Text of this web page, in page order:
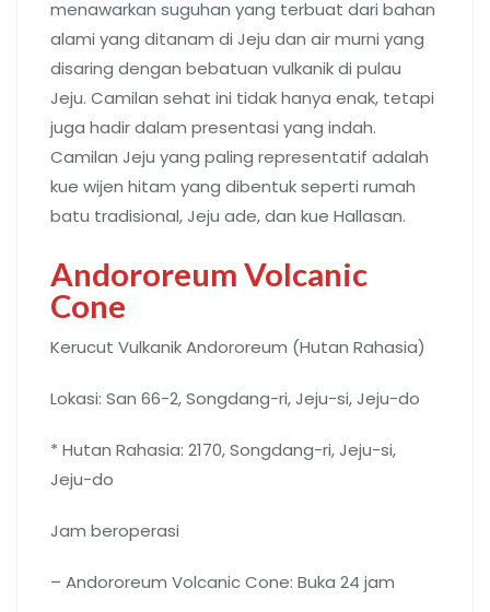
menawarkan suguhan yang terbuat dari bahan
alami yang ditanam di Jeju dan air murni yang
disaring dengan bebatuan vulkanik di pulau
Jeju. Camilan sehat ini tidak hanya enak, tetapi
juga hadir dalam presentasi yang indah.
Camilan Jeju yang paling representatif adalah
kue wijen hitam yang dibentuk seperti rumah
batu tradisional, Jeju ade, dan kue Hallasan.
Andororeum Volcanic
Cone
Kerucut Vulkanik Andororeum (Hutan Rahasia)
Lokasi: San 66-2, Songdang-ri, Jeju-si, Jeju-do
* Hutan Rahasia: 2170, Songdang-ri, Jeju-si,
Jeju-do
Jam beroperasi
– Andororeum Volcanic Cone: Buka 24 jam